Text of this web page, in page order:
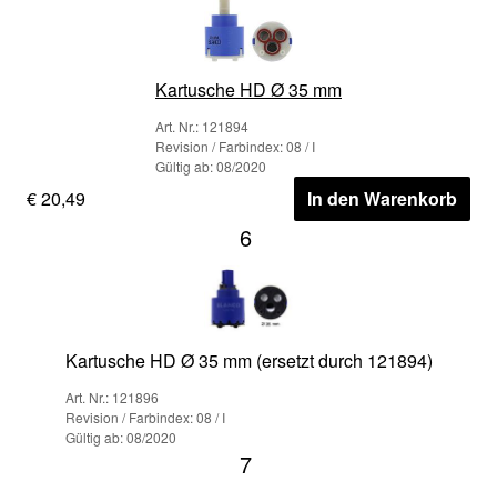
Kartusche HD Ø 35 mm
Art. Nr.: 121894
Revision / Farbindex: 08 / I
Gültig ab: 08/2020
€ 20,49 In den Warenkorb
6
Kartusche HD Ø 35 mm (ersetzt durch 121894)
Art. Nr.: 121896
Revision / Farbindex: 08 / I
Gültig ab: 08/2020
7